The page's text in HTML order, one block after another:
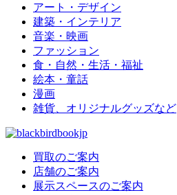
アート・デザイン
建築・インテリア
音楽・映画
ファッション
食・自然・生活・福祉
絵本・童話
漫画
雑貨、オリジナルグッズなど
買取のご案内
店舗のご案内
展示スペースのご案内